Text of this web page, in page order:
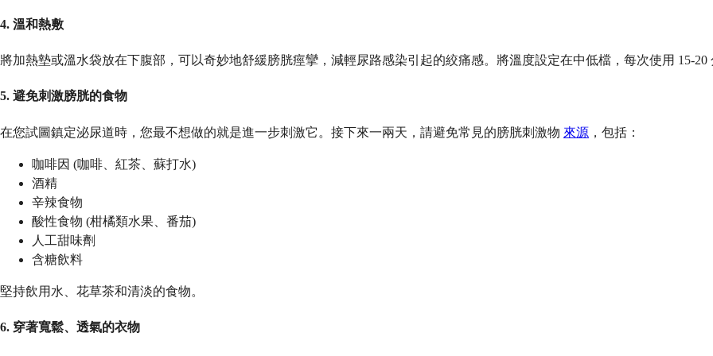
4. 溫和熱敷
將加熱墊或溫水袋放在下腹部，可以奇妙地舒緩膀胱痙攣，減輕尿路感染引起的絞痛感。將溫度設定在中低檔，每次使用 15-20
5. 避免刺激膀胱的食物
在您試圖鎮定泌尿道時，您最不想做的就是進一步刺激它。接下來一兩天，請避免常見的膀胱刺激物 來源 ，包括：
咖啡因 (咖啡、紅茶、蘇打水)
酒精
辛辣食物
酸性食物 (柑橘類水果、番茄)
人工甜味劑
含糖飲料
堅持飲用水、花草茶和清淡的食物。
6. 穿著寬鬆、透氣的衣物